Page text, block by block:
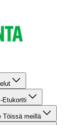
Etukortti
Töissä meillä